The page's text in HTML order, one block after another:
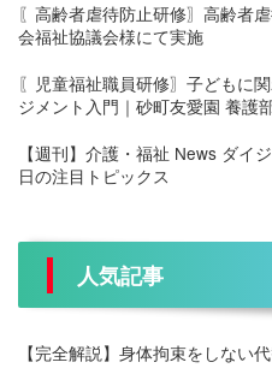
〖高齢者虐待防止研修〗高齢者
会福祉協議会様にて実施
〖児童福祉職員研修〗子どもに
ジメント入門｜砂町友愛園 養護
【週刊】介護・福祉 News ダイ
日の注目トピックス
人気記事
【完全解説】身体拘束をしない